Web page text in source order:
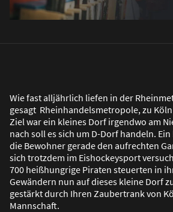
Wie fast alljährlich liefen in der
gesagt Rheinhandelsmetropole, zu
Ziel war ein kleines Dorf irgendwo am
nach soll es sich um D-Dorf handeln.
die Bewohner gerade den aufrechten
sich trotzdem im Eishockeysport
700 heißhungrige Piraten steuerten in
Gewändern nun auf dieses kleine Dorf
gestärkt durch Ihren Zaubertrank von
Mannschaft.